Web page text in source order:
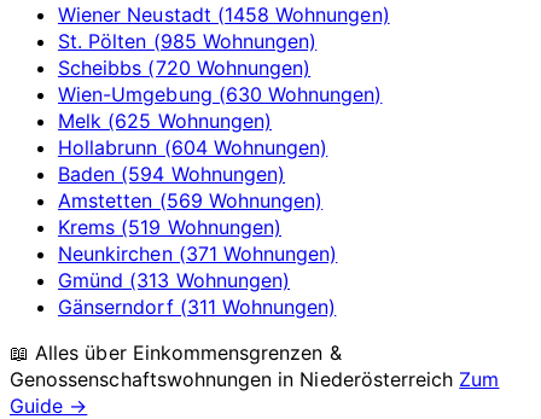
Wiener Neustadt (1458 Wohnungen)
St. Pölten (985 Wohnungen)
Scheibbs (720 Wohnungen)
Wien-Umgebung (630 Wohnungen)
Melk (625 Wohnungen)
Hollabrunn (604 Wohnungen)
Baden (594 Wohnungen)
Amstetten (569 Wohnungen)
Krems (519 Wohnungen)
Neunkirchen (371 Wohnungen)
Gmünd (313 Wohnungen)
Gänserndorf (311 Wohnungen)
📖 Alles über Einkommensgrenzen &
Genossenschaftswohnungen in Niederösterreich Zum
Guide →